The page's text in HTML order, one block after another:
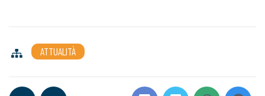
ATTUALITÀ